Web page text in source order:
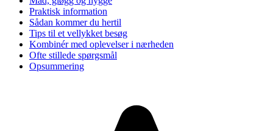
Praktisk information
Sådan kommer du hertil
Tips til et vellykket besøg
Kombinér med oplevelser i nærheden
Ofte stillede spørgsmål
Opsummering